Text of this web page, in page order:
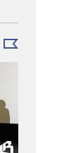
Выбрать